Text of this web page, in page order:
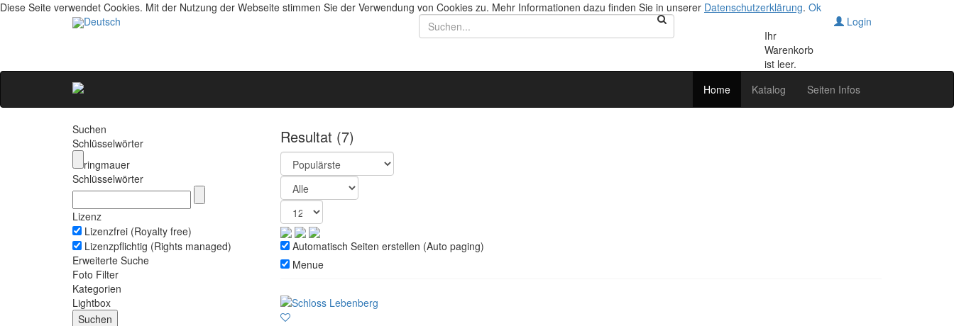
Diese Seite verwendet Cookies. Mit der Nutzung der Webseite stimmen Sie der Verwendung von Cookies zu. Mehr Informationen dazu finden Sie in unserer Datenschutzerklärung. Ok
Deutsch
Ihr
Warenkorb
ist leer.
Login
Home Katalog Seiten Infos
Suchen
Schlüsselwörter
ringmauer
Schlüsselwörter
Lizenz
Lizenzfrei (Royalty free)
Lizenzpflichtig (Rights managed)
Erweiterte Suche
Foto Filter
Kategorien
Lightbox
Resultat (7)
Automatisch Seiten erstellen (Auto paging)
Menue